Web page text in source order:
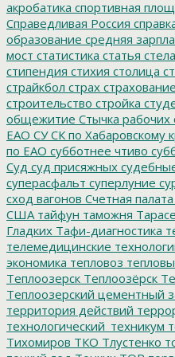
акробатика спортивная
Справедливая Россия
образование средняя
мост статистика статья стела
стипендия стихия столица
страйкбол страх страхование
строительство стройка
общежитие Стычка рабочих
ЕАО СУ СК по Хабаровскому
по ЕАО субботнее чтиво
Суд суд присяжных
суперасфальт суперлуние
сход вагонов Счетная палата
США тайфун таможня
Гладких Тафи-диагностика
телемедицинские
экономика тепловоз
Теплоозерск Теплоозёрск
Теплоозерский цементный
территория действий
технологический_техникум
Тихомиров ТКО Тлустенко